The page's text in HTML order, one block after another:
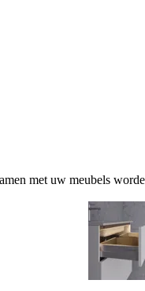
met uw meubels